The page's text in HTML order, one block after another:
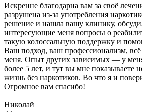
Искренне благодарна вам за своё
разрушена из-за употребления
решение и нашла вашу клинику,
интересующие меня вопросы о
такую колоссальную поддержку и
Ваш подход, ваш профессионализм, всё
меня. Опыт других зависимых — у
более 5 лет, и тут вы мне показываете
жизнь без наркотиков. Во что я и
Огромное вам спасибо!
Николай